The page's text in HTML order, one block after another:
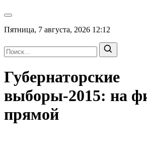
Пятница, 7 августа, 2026 12:12
Губернаторские
выборы-2015: на
прямой